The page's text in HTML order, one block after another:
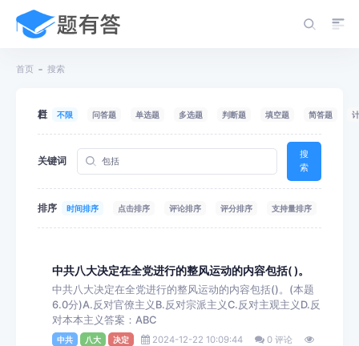
首页 搜索
栏目 不限 问答题 单选题 多选题 判断题 填空题 简答题
关键词
搜
索
排序 时间排序 点击排序 评论排序 评分排序 支持量排序
中共八大决定在全党进行的整风运动的内容包括( )。
中共八大决定在全党进行的整风运动的内容包括()。(本题
6.0分)A.反对官僚主义B.反对宗派主义C.反对主观主义D.反
对本本主义答案：ABC
中共 八大 决定 2024-12-22 10:09:44
0 评论